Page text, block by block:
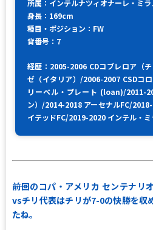
所属：インテルナツィオナーレ・ミラ
身長：169cm
種目・ポジション：FW
背番号：7
経歴：2005-2006 CDコブレロア（
ゼ（イタリア）/2006-2007 CSDコ
リーベル・プレート (loan)/2011-
ン）/2014-2018 アーセナルFC/
イテッドFC/2019-2020 インテル・ミ
――前回のコパ・アメリカ センテナ
vsチリ代表はチリが7-0の快勝を収
たね。